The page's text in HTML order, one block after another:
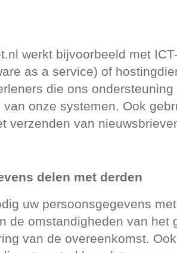
werkt bijvoorbeeld met
as a service) of
die ons
onze systemen. Ook
verzenden van
delen met derden
uw persoonsgegevens
de omstandigheden van het
van de overeenkomst.